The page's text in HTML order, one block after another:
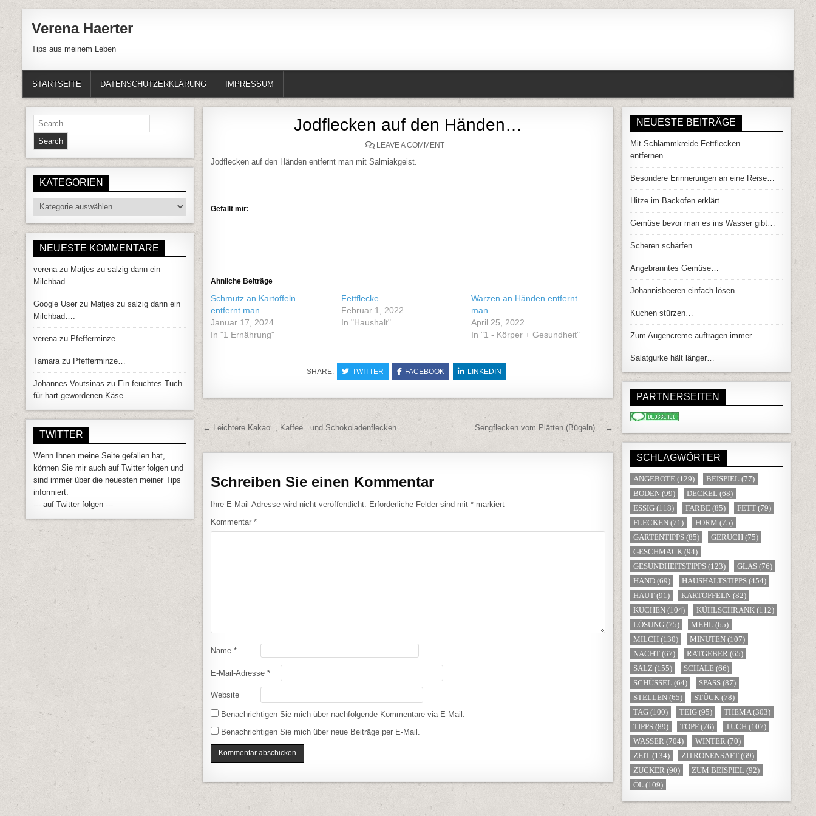
Verena Haerter
Tips aus meinem Leben
STARTSEITE DATENSCHUTZERKLÄRUNG IMPRESSUM
Jodflecken auf den Händen…
LEAVE A COMMENTON JODFLECKEN AUF DEN HÄNDEN…
Jodflecken auf den Händen entfernt man mit Salmiakgeist.
Gefällt mir:
Ähnliche Beiträge
Schmutz an Kartoffeln
entfernt man…
Januar 17, 2024
In "1 Ernährung"
Fettflecke…
Februar 1, 2022
In "Haushalt"
Warzen an Händen entfernt
man…
April 25, 2022
In "1 - Körper + Gesundheit"
SHARE: TWITTER FACEBOOK LINKEDIN
Beitragsnavigation Sengflecken vom Plätten (Bügeln)… →
← Leichtere Kakao=, Kaffee= und Schokoladenflecken…
Schreiben Sie einen Kommentar
Ihre E-Mail-Adresse wird nicht veröffentlicht. Erforderliche Felder sind mit* markiert
Kommentar*
Name*
E-Mail-Adresse*
Website
Benachrichtigen Sie mich über nachfolgende Kommentare via E-Mail.
Benachrichtigen Sie mich über neue Beiträge per E-Mail.
Search for:
KATEGORIEN
Kategorien
NEUESTE KOMMENTARE
verenazu Matjes zu salzig dann ein
Milchbad….
Google User zu Matjes zu salzig dann ein
Milchbad….
verenazu Pfefferminze…
Tamarazu Pfefferminze…
Johannes Voutsinas zu Ein feuchtes Tuch
für hart gewordenen Käse…
TWITTER
Wenn Ihnen meine Seite gefallen hat,
können Sie mir auch auf Twitter folgen und
sind immer über die neuesten meiner Tips
informiert.
--- auf Twitter folgen ---
NEUESTE BEITRÄGE
Mit Schlämmkreide Fettflecken
entfernen…
Besondere Erinnerungen an eine Reise…
Hitze im Backofen erklärt…
Gemüse bevor man es ins Wasser gibt…
Scheren schärfen…
Angebranntes Gemüse…
Johannisbeeren einfach lösen…
Kuchen stürzen…
Zum Augencreme auftragen immer…
Salatgurke hält länger…
PARTNERSEITEN
SCHLAGWÖRTER
ANGEBOTE(129) BEISPIEL (77)
BODEN(99) DECKEL (68)
ESSIG(118) FARBE(85) FETT(79)
FLECKEN(71) FORM (75)
GARTENTIPPS(85) GERUCH(75)
GESCHMACK(94)
GESUNDHEITSTIPPS(123) GLAS(76)
HAND(69) HAUSHALTSTIPPS(454)
HAUT(91) KARTOFFELN(82)
KUCHEN(104) KÜHLSCHRANK(112)
LÖSUNG(75) MEHL (65)
MILCH(130) MINUTEN(107)
NACHT(67) RATGEBER(65)
SALZ (155) SCHALE(66)
SCHÜSSEL (64) SPASS(87)
STELLEN(65) STÜCK(78)
TAG(100) TEIG(95) THEMA(303)
TIPPS(89) TOPF(76) TUCH(107)
WASSER(704) WINTER(70)
ZEIT(134) ZITRONENSAFT(69)
ZUCKER(90) ZUM BEISPIEL (92)
ÖL (109)